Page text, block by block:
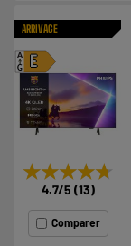
ARRIVAGE
E
A
G
★★★★★
★★★★★
4.7/5 (13)
Comparer